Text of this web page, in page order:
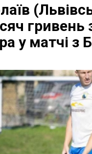
гривень
у матчі з